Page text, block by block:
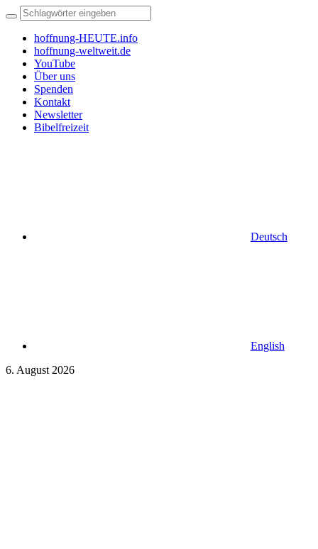
hoffnung-HEUTE.info
hoffnung-weltweit.de
YouTube
Über uns
Spenden
Kontakt
Newsletter
Bibelfreizeit
Deutsch
English
6. August 2026